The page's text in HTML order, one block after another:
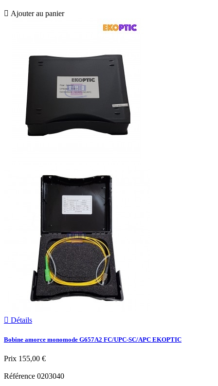
 Ajouter au panier
 Détails
Bobine amorce monomode G657A2 FC/UPC-SC/APC EKOPTIC
Prix 155,00 €
Référence 0203040